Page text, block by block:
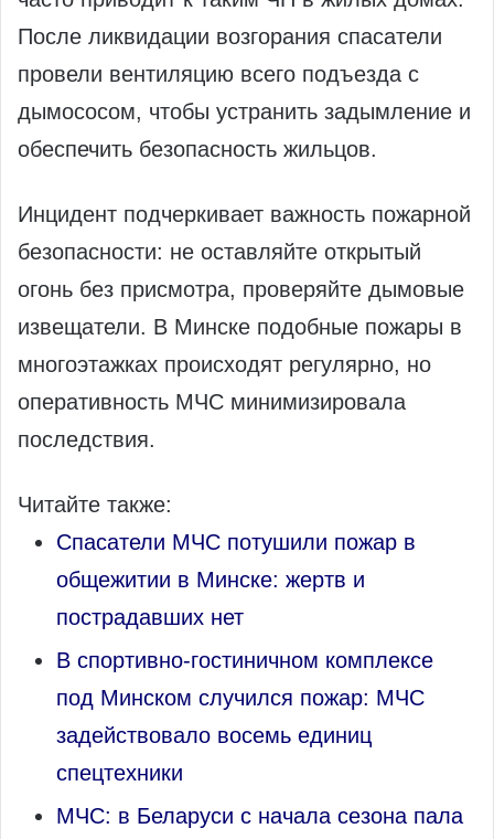
После ликвидации возгорания спасатели
провели вентиляцию всего подъезда с
дымососом, чтобы устранить задымление и
обеспечить безопасность жильцов.
Инцидент подчеркивает важность пожарной
безопасности: не оставляйте открытый
огонь без присмотра, проверяйте дымовые
извещатели. В Минске подобные пожары в
многоэтажках происходят регулярно, но
оперативность МЧС минимизировала
последствия.
Читайте также:
Спасатели МЧС потушили пожар в
общежитии в Минске: жертв и
пострадавших нет
В спортивно-гостиничном комплексе
под Минском случился пожар: МЧС
задействовало восемь единиц
спецтехники
МЧС: в Беларуси с начала сезона пала